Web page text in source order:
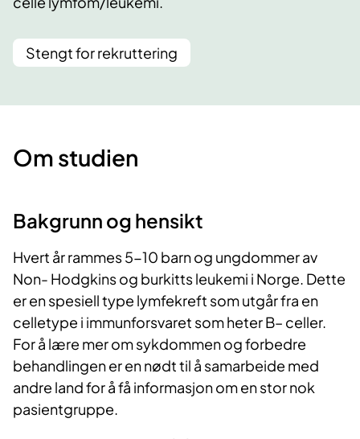
Stengt for rekruttering
Om studien
Bakgrunn og hensikt
Hvert år rammes 5-10 barn og ungdommer av
Non- Hodgkins og burkitts leukemi i Norge. Dette
er en spesiell type lymfekreft som utgår fra en
celletype i immunforsvaret som heter B– celler.
For å lære mer om sykdommen og forbedre
behandlingen er en nødt til å samarbeide med
andre land for å få informasjon om en stor nok
pasientgruppe.